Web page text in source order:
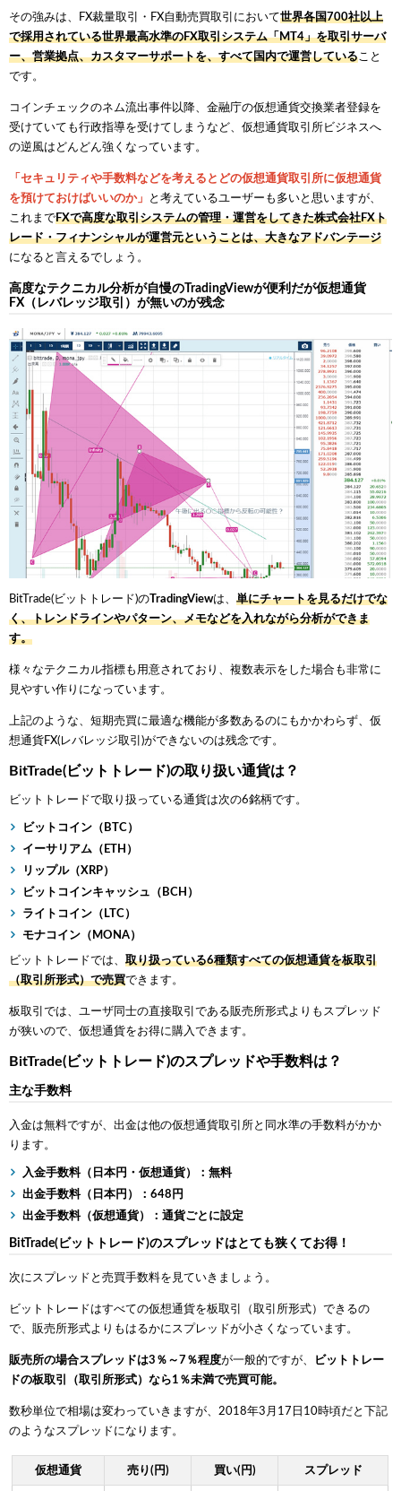
その強みは、FX裁量取引・FX自動売買取引において 世界各国700社以上
で採用されている世界最高水準のFX取引システム「MT4」を取引サーバ
ー、営業拠点、カスタマーサポートを、すべて国内で運営していること
です。
コインチェックのネム流出事件以降、金融庁の仮想通貨交換業者登録を
受けていても行政指導を受けてしまうなど、仮想通貨取引所ビジネスへ
の逆風はどんどん強くなっています。
「セキュリティや手数料などを考えるとどの仮想通貨取引所に仮想通貨
を預けておけばいいのか」
と考えているユーザーも多いと思いますが、
これまでFXで高度な取引システムの管理・運営をしてきた株式会社FXト
レード・フィナンシャルが運営元ということは、大きなアドバンテージ
になると言えるでしょう。
高度なテクニカル分析が自慢のTradingViewが便利だが仮想通貨
FX（レバレッジ取引）が無いのが残念
BitTrade(ビットトレード)のTradingViewは、 単にチャートを見るだけでな
く、トレンドラインやパターン、メモなどを入れながら分析ができま
す。
様々なテクニカル指標も用意されており、複数表示をした場合も非常に
見やすい作りになっています。
上記のような、短期売買に最適な機能が多数あるのにもかかわらず、仮
想通貨FX(レバレッジ取引)ができないのは残念です。
BitTrade(ビットトレード)の取り扱い通貨は？
ビットトレードで取り扱っている通貨は次の6銘柄です。
ビットコイン（BTC）
イーサリアム（ETH）
リップル（XRP）
ビットコインキャッシュ（BCH）
ライトコイン（LTC）
モナコイン（MONA）
ビットトレードでは、 取り扱っている6種類すべての仮想通貨を板取引
（取引所形式）で売買できます。
板取引では、ユーザ同士の直接取引である販売所形式よりもスプレッド
が狭いので、仮想通貨をお得に購入できます。
BitTrade(ビットトレード)のスプレッドや手数料は？
主な手数料
入金は無料ですが、出金は他の仮想通貨取引所と同水準の手数料がかか
ります。
入金手数料（日本円・仮想通貨）：無料
出金手数料（日本円）：648円
出金手数料（仮想通貨）：通貨ごとに設定
BitTrade(ビットトレード)のスプレッドはとても狭くてお得！
次にスプレッドと売買手数料を見ていきましょう。
ビットトレードはすべての仮想通貨を板取引（取引所形式）できるの
で、販売所形式よりもはるかにスプレッドが小さくなっています。
販売所の場合スプレッドは3％～7％程度が一般的ですが、
ビットトレー
ドの板取引（取引所形式）なら1％未満で売買可能。
数秒単位で相場は変わっていきますが、2018年3月17日10時頃だと下記
のようなスプレッドになります。
仮想通貨 売り(円) 買い(円) スプレッド